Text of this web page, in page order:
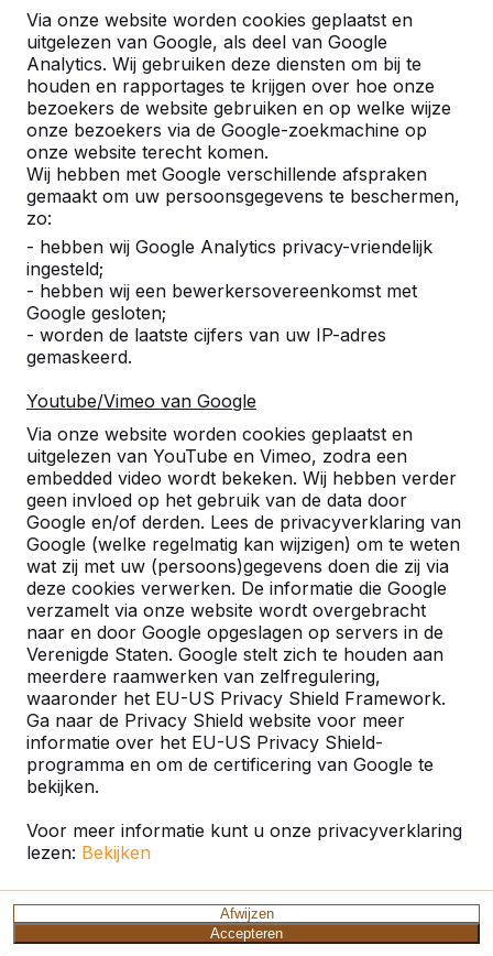
Via onze website worden cookies geplaatst en
uitgelezen van Google, als deel van Google
Analytics. Wij gebruiken deze diensten om bij te
houden en rapportages te krijgen over hoe onze
bezoekers de website gebruiken en op welke wijze
onze bezoekers via de Google-zoekmachine op
onze website terecht komen.
Wij hebben met Google verschillende afspraken
gemaakt om uw persoonsgegevens te beschermen,
zo:
- hebben wij Google Analytics privacy-vriendelijk
ingesteld;
- hebben wij een bewerkersovereenkomst met
Google gesloten;
- worden de laatste cijfers van uw IP-adres
gemaskeerd.
Youtube/Vimeo van Google
Via onze website worden cookies geplaatst en
uitgelezen van YouTube en Vimeo, zodra een
embedded video wordt bekeken. Wij hebben verder
geen invloed op het gebruik van de data door
Google en/of derden. Lees de privacyverklaring van
Google (welke regelmatig kan wijzigen) om te weten
wat zij met uw (persoons)gegevens doen die zij via
deze cookies verwerken. De informatie die Google
verzamelt via onze website wordt overgebracht
naar en door Google opgeslagen op servers in de
Verenigde Staten. Google stelt zich te houden aan
meerdere raamwerken van zelfregulering,
waaronder het EU-US Privacy Shield Framework.
Ga naar de Privacy Shield website voor meer
informatie over het EU-US Privacy Shield-
programma en om de certificering van Google te
bekijken.
Voor meer informatie kunt u onze privacyverklaring
lezen: Bekijken
Afwijzen
Accepteren
Voor een picknickset steen
gebruiken als materiaal
Wij hebben er jaren geleden voor gekozen om steen
te gebruiken als materiaal voor ons straat- en
parkmeubilair. Die keuze was snel gemaakt. Steen is
per slot van rekening onverwoestbaar, maar als het
op de juiste manier bewerkt is ziet het er toch strak
en stijlvol uit.
Andere modellen stenen
picknicksets
We hebben onze standaard picknickset in
verschillende uitvoeringen, in natuurlijk beton of
antracietlak. We hebben daarnaast ook een ovalen
picknickset, of een extra groot XL-model waar wel
24 personen tegelijk aan kunnen zetten. Voor elke
wens staat er wel een stenen picknickset in ons
assortiment. Deze sets komen we dan zelf met een
van onze vrachtwagens bij u langs brengen. Hierna
wordt de set door onze ervaren mensen gemonteerd.
Ze doen dit werk al jaren, en hebben al door heel